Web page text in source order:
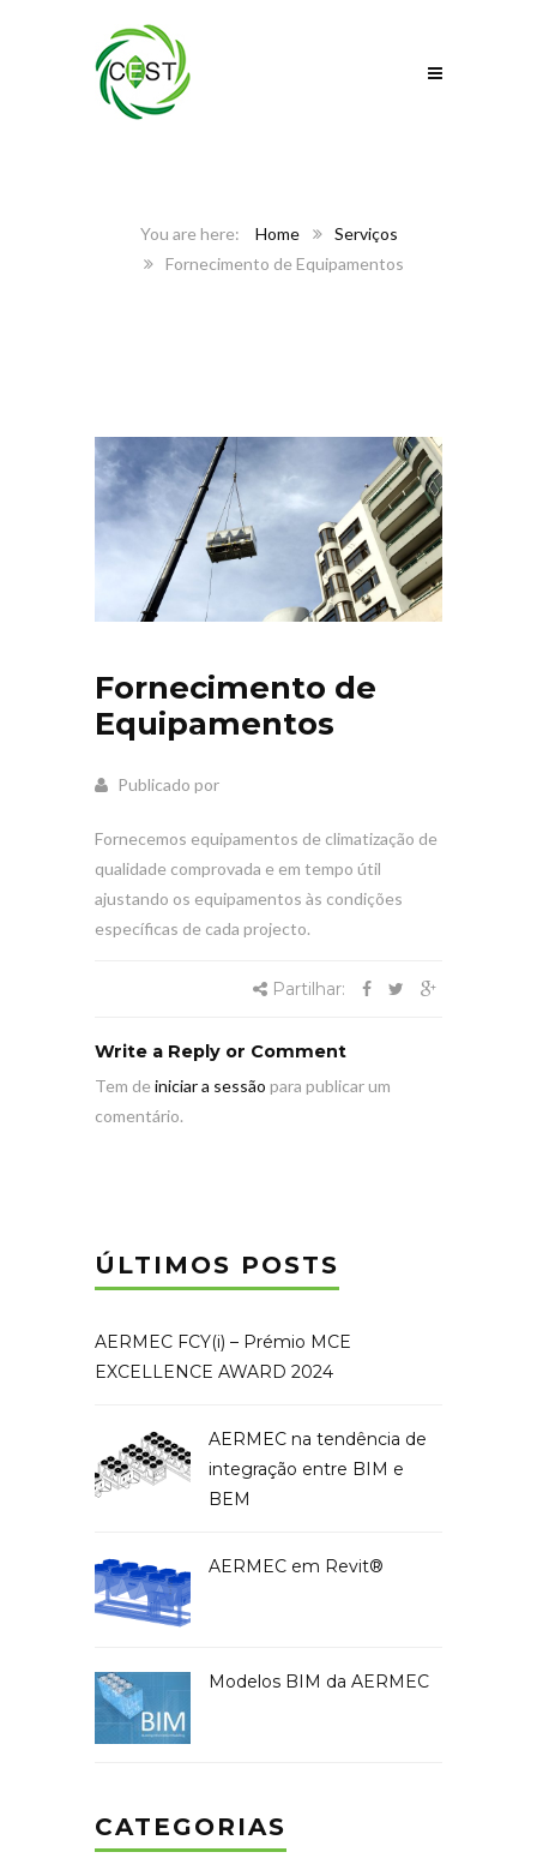
Home
Serviços
Fornecimento de Equipamentos
Fornecimento de
Equipamentos
Publicado por
Fornecemos equipamentos de climatização de
qualidade comprovada e em tempo útil
ajustando os equipamentos às condições
específicas de cada projecto.
Partilhar:
Write a Reply or Comment
Tem de iniciar a sessão para publicar um
comentário.
ÚLTIMOS POSTS
AERMEC FCY(i) – Prémio MCE
EXCELLENCE AWARD 2024
AERMEC na tendência de
integração entre BIM e
BEM
AERMEC em Revit®
Modelos BIM da AERMEC
CATEGORIAS